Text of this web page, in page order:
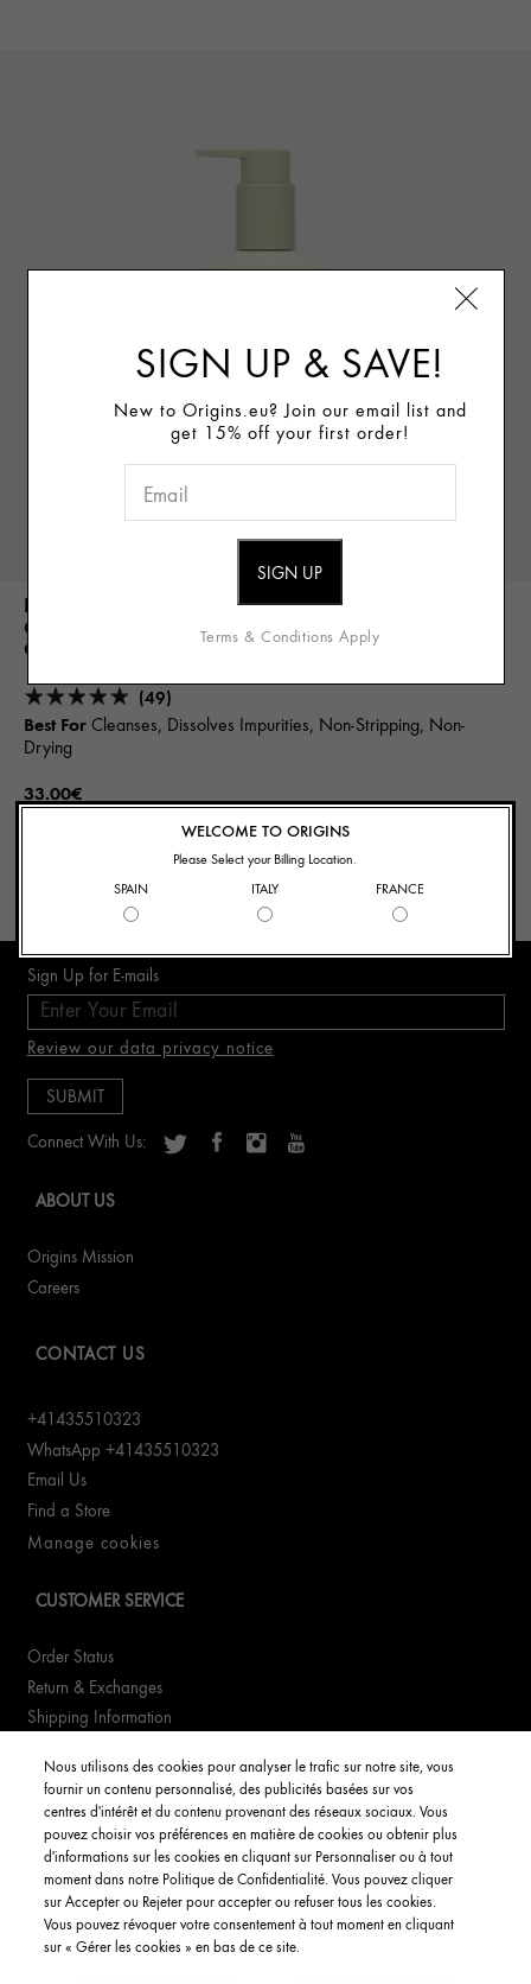
PLANTFUSION™
Conditioning Hand & Body Wash With Phyto-Powered
Complex
(49)
Best For Cleanses, Dissolves Impurities, Non-Stripping, Non-
Drying
33.00€
Sign Up for E-mails
Review our data privacy notice
Connect With Us:
ABOUT US
Origins Mission
Careers
CONTACT US
+41435510323
WhatsApp +41435510323
Email Us
Find a Store
Manage cookies
CUSTOMER SERVICE
Order Status
Return & Exchanges
Shipping Information
YOUR ACCOUNT
My Account
Order Status
English
SIGN UP & SAVE!
New to Origins.eu? Join our email list and
get 15% off your first order!
Terms & Conditions Apply
WELCOME TO ORIGINS
Please Select your Billing Location.
SPAIN
ITALY FRANCE
Nous utilisons des cookies pour analyser le trafic sur notre site, vous
fournir un contenu personnalisé, des publicités basées sur vos
centres d'intérêt et du contenu provenant des réseaux sociaux. Vous
pouvez choisir vos préférences en matière de cookies ou obtenir plus
d'informations sur les cookies en cliquant sur Personnaliser ou à tout
moment dans notre Politique de Confidentialité. Vous pouvez cliquer
sur Accepter ou Rejeter pour accepter ou refuser tous les cookies.
Vous pouvez révoquer votre consentement à tout moment en cliquant
sur « Gérer les cookies » en bas de ce site.